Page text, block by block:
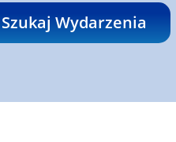
Szukaj Wydarzenia